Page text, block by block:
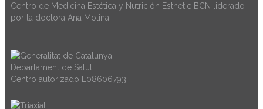
Centro de Medicina Estética y Nutrición Esthetic BCN liderado
por la doctora Ana Molina.
Centro autorizado E08606793